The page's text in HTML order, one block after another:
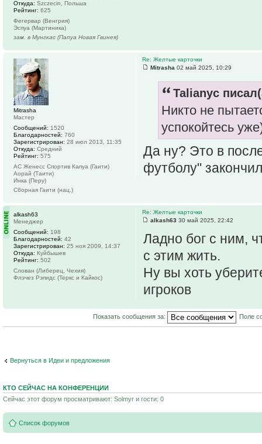
Откуда: Szczecin, Польша
Рейтинг: 625
Фегервар (Венгрия)
Эспуа (Мартиника)
зам. в Мунгкас (Папуа Новая Гвинея)
Re: Желтые карточки
Mitrasha 02 май 2025, 10:29
Talianyc
Никто не
успокойтесь
Да ну? Это в
футболу"
Mitrasha
Мастер
Сообщений: 1520
Благодарностей: 760
Зарегистрирован: 28 июл 2013, 11:35
Откуда: Средний
Рейтинг: 575
АС Женесс Спортив Капуа (Гаити)
Аорай (Таити)
Инка (Перу)
Сборная Гаити (нац.)
Re: Желтые карточки
alkash63 30 май 2025, 22:42
Ладно бог с ним,
с этим жить.
Ну вы хоть
игроков
alkash63
Менеджер
Сообщений: 198
Благодарностей: 42
Зарегистрирован: 25 ноя 2009, 14:37
Откуда: Куйбышев
Рейтинг: 502
Слован (Либерец, Чехия)
Флэчез Рэпидс (Теркс и Кайкос)
Показать сообщения за: Поле
Вернуться в Идеи и предложения
КТО СЕЙЧАС НА КОНФЕРЕНЦИИ
Сейчас этот форум просматривают: Solmyr и гости: 0
Список форумов